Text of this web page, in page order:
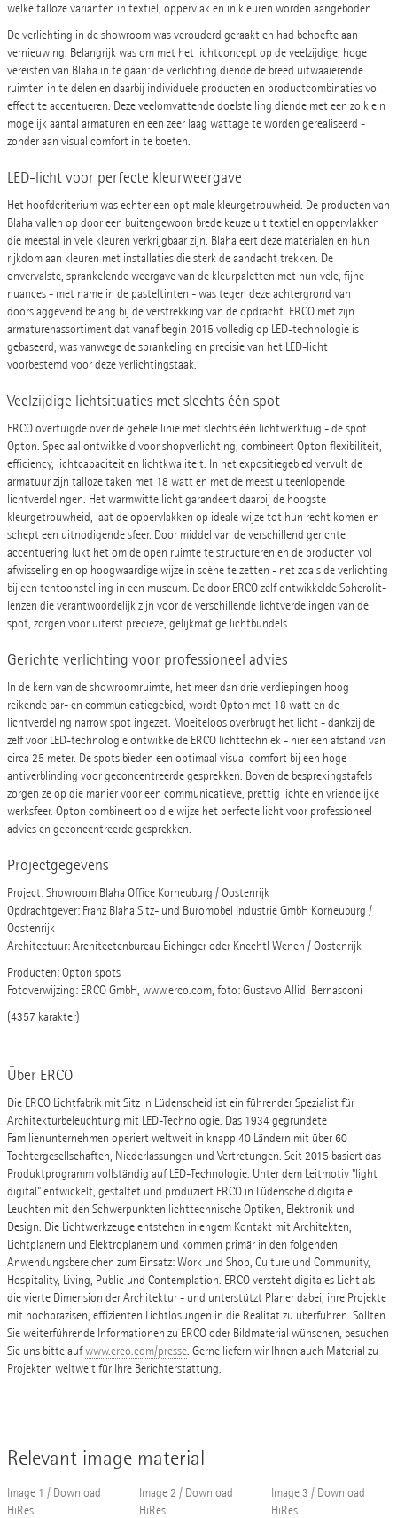
welke talloze varianten in textiel, oppervlak en in kleuren worden aangeboden.
De verlichting in de showroom was verouderd geraakt en had behoefte aan
vernieuwing. Belangrijk was om met het lichtconcept op de veelzijdige, hoge
vereisten van Blaha in te gaan: de verlichting diende de breed uitwaaierende
ruimten in te delen en daarbij individuele producten en productcombinaties vol
effect te accentueren. Deze veelomvattende doelstelling diende met een zo klein
mogelijk aantal armaturen en een zeer laag wattage te worden gerealiseerd -
zonder aan visual comfort in te boeten.
LED-licht voor perfecte kleurweergave
Het hoofdcriterium was echter een optimale kleurgetrouwheid. De producten van
Blaha vallen op door een buitengewoon brede keuze uit textiel en oppervlakken
die meestal in vele kleuren verkrijgbaar zijn. Blaha eert deze materialen en hun
rijkdom aan kleuren met installaties die sterk de aandacht trekken. De
onvervalste, sprankelende weergave van de kleurpaletten met hun vele, fijne
nuances - met name in de pasteltinten - was tegen deze achtergrond van
doorslaggevend belang bij de verstrekking van de opdracht. ERCO met zijn
armaturenassortiment dat vanaf begin 2015 volledig op LED-technologie is
gebaseerd, was vanwege de sprankeling en precisie van het LED-licht
voorbestemd voor deze verlichtingstaak.
Veelzijdige lichtsituaties met slechts één spot
ERCO overtuigde over de gehele linie met slechts één lichtwerktuig - de spot
Opton. Speciaal ontwikkeld voor shopverlichting, combineert Opton flexibiliteit,
efficiency, lichtcapaciteit en lichtkwaliteit. In het expositiegebied vervult de
armatuur zijn talloze taken met 18 watt en met de meest uiteenlopende
lichtverdelingen. Het warmwitte licht garandeert daarbij de hoogste
kleurgetrouwheid, laat de oppervlakken op ideale wijze tot hun recht komen en
schept een uitnodigende sfeer. Door middel van de verschillend gerichte
accentuering lukt het om de open ruimte te structureren en de producten vol
afwisseling en op hoogwaardige wijze in scène te zetten - net zoals de verlichting
bij een tentoonstelling in een museum. De door ERCO zelf ontwikkelde Spherolit-
lenzen die verantwoordelijk zijn voor de verschillende lichtverdelingen van de
spot, zorgen voor uiterst precieze, gelijkmatige lichtbundels.
Gerichte verlichting voor professioneel advies
In de kern van de showroomruimte, het meer dan drie verdiepingen hoog
reikende bar- en communicatiegebied, wordt Opton met 18 watt en de
lichtverdeling narrow spot ingezet. Moeiteloos overbrugt het licht - dankzij de
zelf voor LED-technologie ontwikkelde ERCO lichttechniek - hier een afstand van
circa 25 meter. De spots bieden een optimaal visual comfort bij een hoge
antiverblinding voor geconcentreerde gesprekken. Boven de besprekingstafels
zorgen ze op die manier voor een communicatieve, prettig lichte en vriendelijke
werksfeer. Opton combineert op die wijze het perfecte licht voor professioneel
advies en geconcentreerde gesprekken.
Projectgegevens
Project: Showroom Blaha Office Korneuburg / Oostenrijk
Opdrachtgever: Franz Blaha Sitz- und Büromöbel Industrie GmbH Korneuburg /
Oostenrijk
Architectuur: Architectenbureau Eichinger oder Knechtl Wenen / Oostenrijk
Producten: Opton spots
Fotoverwijzing: ERCO GmbH, www.erco.com, foto: Gustavo Allidi Bernasconi
(4357 karakter)
Über ERCO
Die ERCO Lichtfabrik mit Sitz in Lüdenscheid ist ein führender Spezialist für
Architekturbeleuchtung mit LED-Technologie. Das 1934 gegründete
Familienunternehmen operiert weltweit in knapp 40 Ländern mit über 60
Tochtergesellschaften, Niederlassungen und Vertretungen. Seit 2015 basiert das
Produktprogramm vollständig auf LED-Technologie. Unter dem Leitmotiv "light
digital" entwickelt, gestaltet und produziert ERCO in Lüdenscheid digitale
Leuchten mit den Schwerpunkten lichttechnische Optiken, Elektronik und
Design. Die Lichtwerkzeuge entstehen in engem Kontakt mit Architekten,
Lichtplanern und Elektroplanern und kommen primär in den folgenden
Anwendungsbereichen zum Einsatz: Work und Shop, Culture und Community,
Hospitality, Living, Public und Contemplation. ERCO versteht digitales Licht als
die vierte Dimension der Architektur - und unterstützt Planer dabei, ihre Projekte
mit hochpräzisen, effizienten Lichtlösungen in die Realität zu überführen. Sollten
Sie weiterführende Informationen zu ERCO oder Bildmaterial wünschen, besuchen
Sie uns bitte aufwww.erco.com/presse. Gerne liefern wir Ihnen auch Material zu
Projekten weltweit für Ihre Berichterstattung.
Relevant image material
Image 1 / Download
HiRes
Image 2 / Download
HiRes
Image 3 / Download
HiRes